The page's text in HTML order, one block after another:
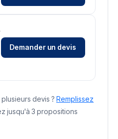
Demander un devis
devis ? Remplissez
jusqu'à 3 propositions